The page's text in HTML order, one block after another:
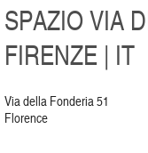
SPAZIO VIA
FIRENZE | IT
Via della Fonderia 51
Florence